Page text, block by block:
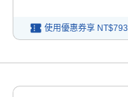
使用優惠券享 NT$793